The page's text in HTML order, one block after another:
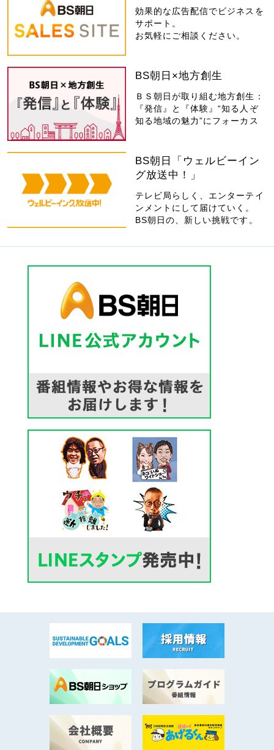
効果的な広告配信でビジネスを
サポート。
お気軽にご相談ください。
BS朝日×地方創生
ＢＳ朝日が取り組む地方創生：
『発信』と『体験』“知る人ぞ
知る地域の魅力”にフォーカス
BS朝日「ウェルビーイン
グ放送中！」
テレビ局らしく、エンターテイ
ンメントにして届けていく。
BS朝日の、新しい挑戦です。